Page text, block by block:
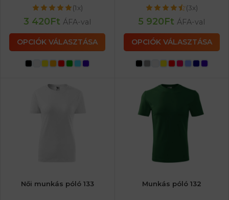
(1x)
3 420Ft ÁFA-val
OPCIÓK VÁLASZTÁSA
(3x)
5 920Ft ÁFA-val
OPCIÓK VÁLASZTÁSA
Női munkás póló 133 Munkás póló 132